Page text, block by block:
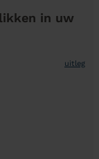
in uw
uitleg